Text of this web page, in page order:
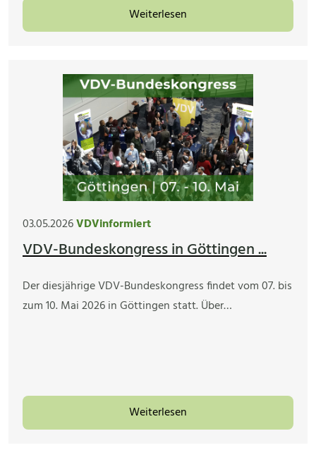
Weiterlesen
03.05.2026VDVinformiert
VDV-Bundeskongress in Göttingen ...
Der diesjährige VDV-Bundeskongress findet vom 07. bis
zum 10. Mai 2026 in Göttingen statt. Über…
Weiterlesen